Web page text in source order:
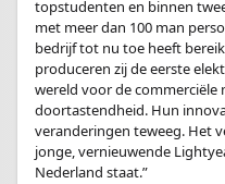
topstudenten en binnen
met meer dan 100 man
bedrijf tot nu toe heeft
produceren zij de eerste
wereld voor de commerciële
doortastendheid. Hun
veranderingen teweeg. Het
jonge, vernieuwende
Nederland staat.”